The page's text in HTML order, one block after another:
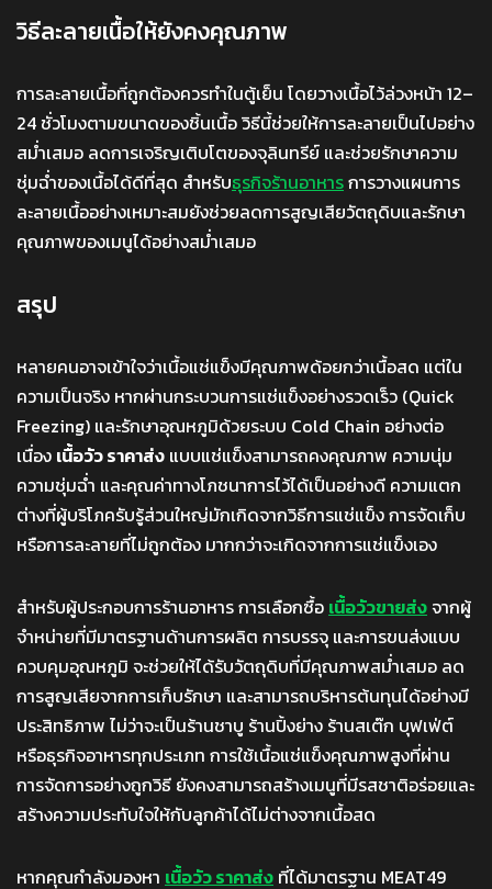
วิธีละลายเนื้อให้ยังคงคุณภาพ
การละลายเนื้อที่ถูกต้องควรทำในตู้เย็น โดยวางเนื้อไว้ล่วงหน้า 12–
24 ชั่วโมงตามขนาดของชิ้นเนื้อ วิธีนี้ช่วยให้การละลายเป็นไปอย่าง
สม่ำเสมอ ลดการเจริญเติบโตของจุลินทรีย์ และช่วยรักษาความ
ชุ่มฉ่ำของเนื้อได้ดีที่สุด สำหรับธุรกิจร้านอาหารการวางแผนการ
ละลายเนื้ออย่างเหมาะสมยังช่วยลดการสูญเสียวัตถุดิบและรักษา
คุณภาพของเมนูได้อย่างสม่ำเสมอ
สรุป
หลายคนอาจเข้าใจว่าเนื้อแช่แข็งมีคุณภาพด้อยกว่าเนื้อสด แต่ใน
ความเป็นจริง หากผ่านกระบวนการแช่แข็งอย่างรวดเร็ว (Quick
Freezing) และรักษาอุณหภูมิด้วยระบบ Cold Chain อย่างต่อ
เนื่อง เนื้อวัว ราคาส่ง แบบแช่แข็งสามารถคงคุณภาพ ความนุ่ม
ความชุ่มฉ่ำ และคุณค่าทางโภชนาการไว้ได้เป็นอย่างดี ความแตก
ต่างที่ผู้บริโภครับรู้ส่วนใหญ่มักเกิดจากวิธีการแช่แข็ง การจัดเก็บ
หรือการละลายที่ไม่ถูกต้อง มากกว่าจะเกิดจากการแช่แข็งเอง
สำหรับผู้ประกอบการร้านอาหาร การเลือกซื้อ เนื้อวัวขายส่งจากผู้
จำหน่ายที่มีมาตรฐานด้านการผลิต การบรรจุ และการขนส่งแบบ
ควบคุมอุณหภูมิ จะช่วยให้ได้รับวัตถุดิบที่มีคุณภาพสม่ำเสมอ ลด
การสูญเสียจากการเก็บรักษา และสามารถบริหารต้นทุนได้อย่างมี
ประสิทธิภาพ ไม่ว่าจะเป็นร้านชาบู ร้านปิ้งย่าง ร้านสเต๊ก บุฟเฟ่ต์
หรือธุรกิจอาหารทุกประเภท การใช้เนื้อแช่แข็งคุณภาพสูงที่ผ่าน
การจัดการอย่างถูกวิธี ยังคงสามารถสร้างเมนูที่มีรสชาติอร่อยและ
สร้างความประทับใจให้กับลูกค้าได้ไม่ต่างจากเนื้อสด
หากคุณกำลังมองหา เนื้อวัว ราคาส่ง ที่ได้มาตรฐาน MEAT49